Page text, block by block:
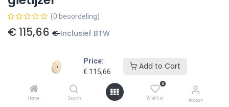
Price:
€ 115,66
Add to Cart
Home Search
0
Wishlist Account
(0 beoordeling)
€ 115,66 € Inclusief BTW
Toevoegen aan winkelmandje